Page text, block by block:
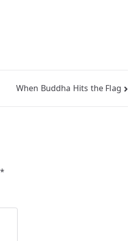
When Buddha Hits the Flag
*